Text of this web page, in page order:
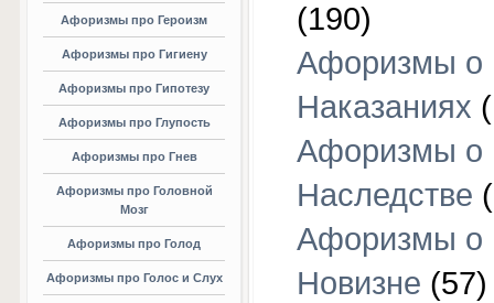
Афоризмы про Героизм
Афоризмы про Гигиену
Афоризмы про Гипотезу
Афоризмы про Глупость
Афоризмы про Гнев
Афоризмы про Головной
Мозг
Афоризмы про Голод
Афоризмы про Голос и Слух
(190)
Афоризмы о
Наказаниях
Афоризмы о
Наследстве
Афоризмы о
Новизне (57)